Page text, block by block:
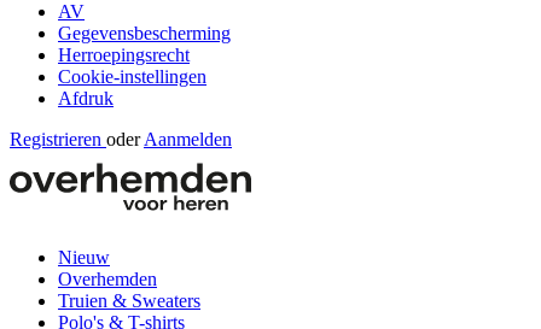
AV
Gegevensbescherming
Herroepingsrecht
Cookie-instellingen
Afdruk
Registrieren oder Aanmelden
Nieuw
Overhemden
Truien & Sweaters
Polo's & T-shirts